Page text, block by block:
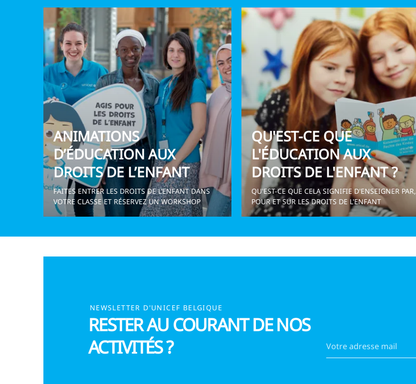
ANIMATIONS
D’ÉDUCATION AUX
DROITS DE L’ENFANT
FAITES ENTRER LES DROITS DE L’ENFANT DANS
VOTRE CLASSE ET RÉSERVEZ UN WORKSHOP
QU'EST-CE QUE
L'ÉDUCATION AUX
DROITS DE L'ENFANT ?
QU'EST-CE QUE CELA SIGNIFIE D'ENSEIGNER PAR,
POUR ET SUR LES DROITS DE L'ENFANT
NEWSLETTER D'UNICEF BELGIQUE
RESTER AU COURANT DE NOS
ACTIVITÉS ?